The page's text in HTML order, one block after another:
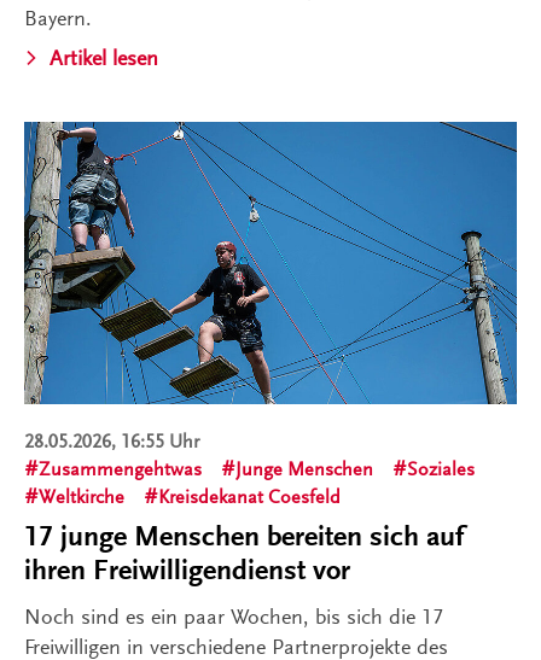
Bayern.
Artikel lesen
28.05.2026, 16:55 Uhr
Zusammengehtwas
Junge Menschen
Soziales
Weltkirche
Kreisdekanat Coesfeld
17 junge Menschen bereiten sich auf
ihren Freiwilligendienst vor
Noch sind es ein paar Wochen, bis sich die 17
Freiwilligen in verschiedene Partnerprojekte des